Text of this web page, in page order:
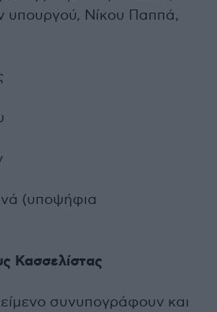
υπουργού, Νίκου Παππά,
(υποψήφια
Κασσελίστας
συνυπογράφουν και